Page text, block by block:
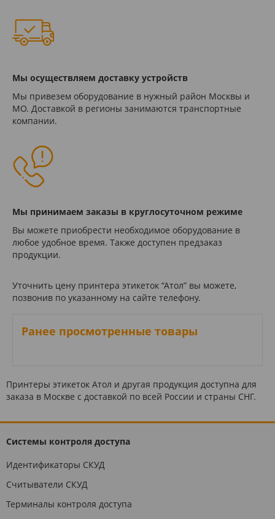
Мы осуществляем доставку устройств
Мы привезем оборудование в нужный район Москвы и
МО. Доставкой в регионы занимаются транспортные
компании.
Мы принимаем заказы в круглосуточном режиме
Вы можете приобрести необходимое оборудование в
любое удобное время. Также доступен предзаказ
продукции.
Уточнить цену принтера этикеток “Атол” вы можете,
позвонив по указанному на сайте телефону.
Ранее просмотренные товары
Принтеры этикеток Атол и другая продукция доступна для
заказа в Москве с доставкой по всей России и страны СНГ.
Системы контроля доступа
Идентификаторы СКУД
Считыватели СКУД
Терминалы контроля доступа